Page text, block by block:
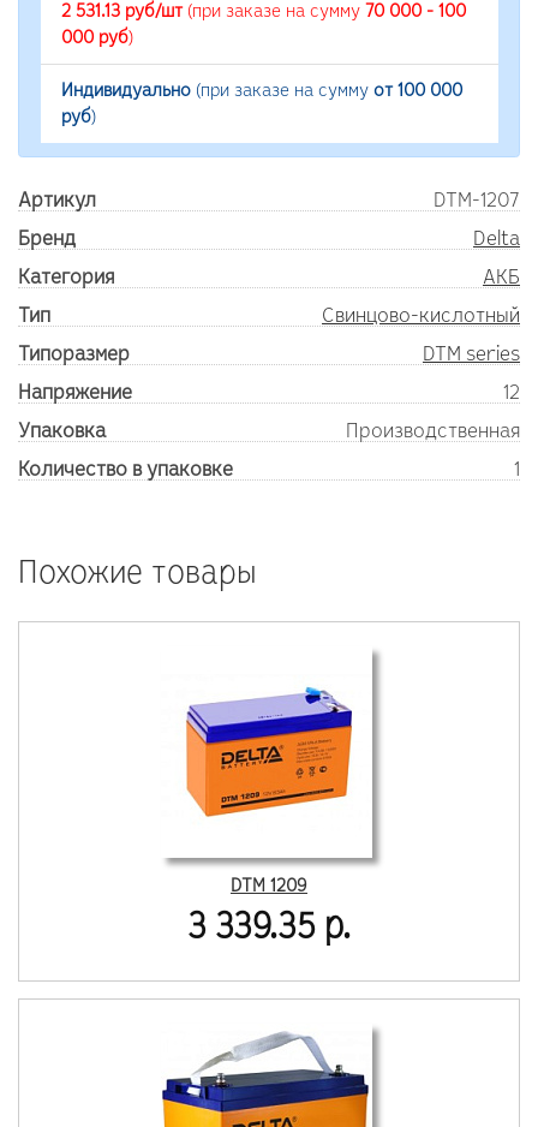
2 531.13 руб/шт(при заказе на сумму 70 000 - 100
000 руб)
Индивидуально (при заказе на сумму от 100 000
руб)
Артикул
DTM-1207
Бренд
Delta
Категория
АКБ
Тип
Свинцово-кислотный
Типоразмер
DTM series
Напряжение
12
Упаковка
Производственная
Количество в упаковке
1
Похожие товары
DTM 1209
3 339.35 р.